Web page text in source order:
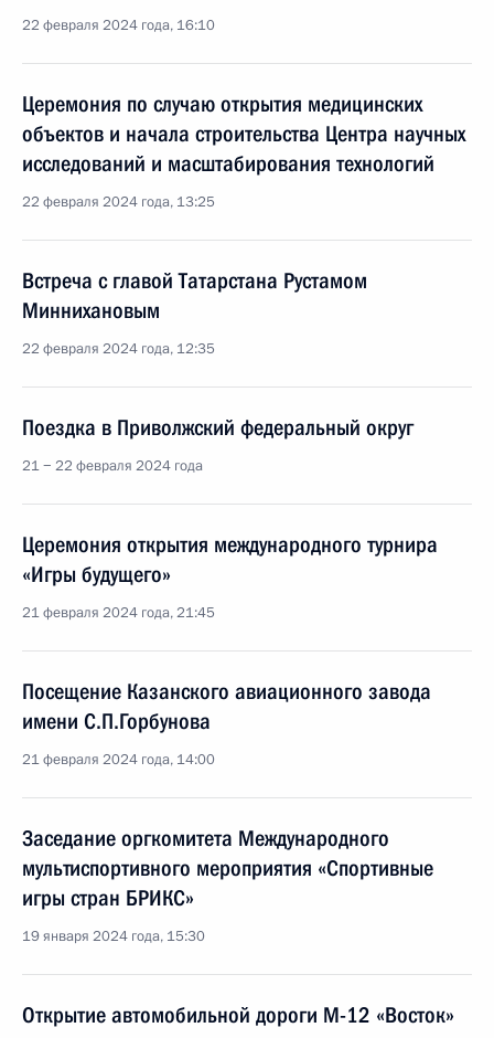
22 февраля 2024 года, 16:10
Церемония по случаю открытия медицинских
объектов и начала строительства Центра научных
исследований и масштабирования технологий
22 февраля 2024 года, 13:25
Встреча с главой Татарстана Рустамом
Миннихановым
22 февраля 2024 года, 12:35
Поездка в Приволжский федеральный округ
21 − 22 февраля 2024 года
Церемония открытия международного турнира
«Игры будущего»
21 февраля 2024 года, 21:45
Посещение Казанского авиационного завода
имени С.П.Горбунова
21 февраля 2024 года, 14:00
Заседание оргкомитета Международного
мультиспортивного мероприятия «Спортивные
игры стран БРИКС»
19 января 2024 года, 15:30
Открытие автомобильной дороги М-12 «Восток»